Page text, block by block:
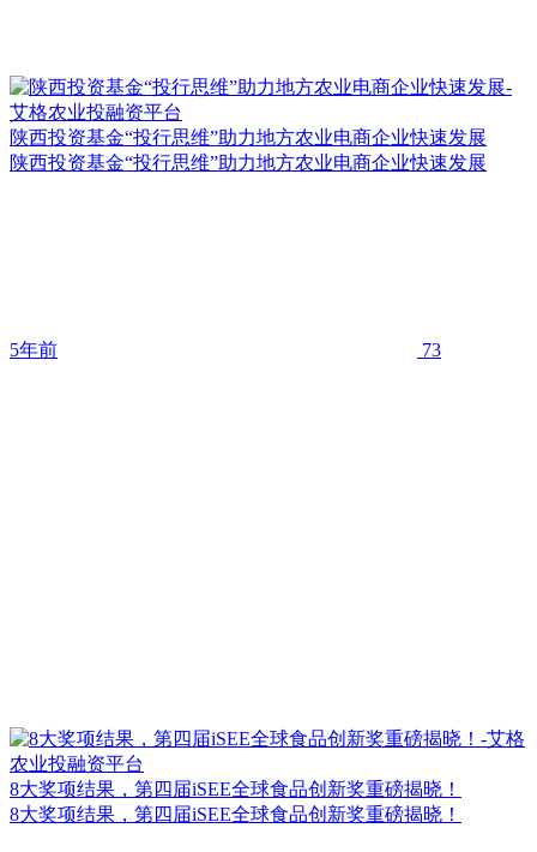
陕西投资基金“投行思维”助力地方农业电商企业快速发展
陕西投资基金“投行思维”助力地方农业电商企业快速发展
5年前 73
8大奖项结果，第四届iSEE全球食品创新奖重磅揭晓！
8大奖项结果，第四届iSEE全球食品创新奖重磅揭晓！